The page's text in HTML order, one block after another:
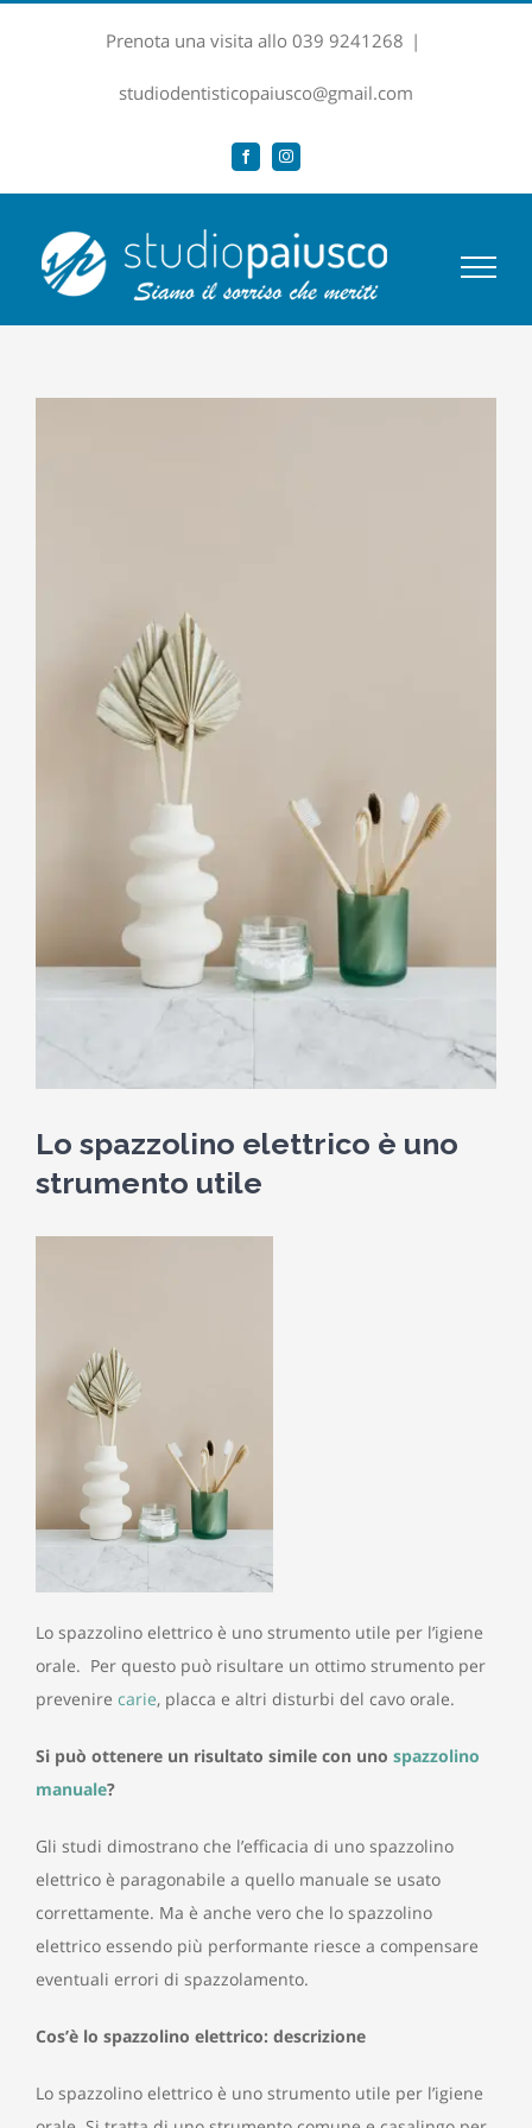
Prenota una visita allo 039 9241268 |
studiodentisticopaiusco@gmail.com
FacebookInstagram
Lo spazzolino elettrico è uno
strumento utile
Lo spazzolino elettrico è uno strumento utile per l’igiene
orale. Per questo può risultare un ottimo strumento per
prevenire carie, placca e altri disturbi del cavo orale.
Si può ottenere un risultato simile con uno spazzolino
manuale?
Gli studi dimostrano che l’efficacia di uno spazzolino
elettrico è paragonabile a quello manuale se usato
correttamente. Ma è anche vero che lo spazzolino
elettrico essendo più performante riesce a compensare
eventuali errori di spazzolamento.
Cos’è lo spazzolino elettrico: descrizione
Lo spazzolino elettrico è uno strumento utile per l’igiene